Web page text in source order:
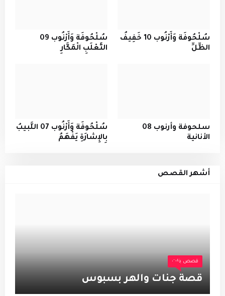
سُلْحُوفَة وَأَرْنُوب 10 خَفِيفُ
الظِّلِّ
سُلْحُوفَة وَأَرْنُوب 09
الثَّعْلَبِ الْمَكَّارِ
سلحوفة وأرنوب 08
الأنانية
سُلْحُوفَة وَأَرْنُوب 07 اللَّبيبُ
بِالإِشارَةِ يَفْهَمُ
أشهر القصص
قصص بنات
قصة جنات والهر بسبوس